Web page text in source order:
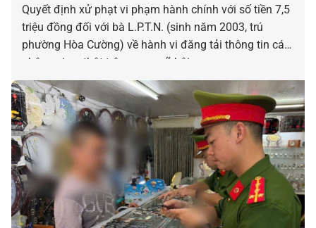
Quyết định xử phạt vi phạm hành chính với số tiền 7,5
triệu đồng đối với bà L.P.T.N. (sinh năm 2003, trú
phường Hòa Cường) về hành vi đăng tải thông tin cá
nhân sai sự thật trên mạng xã hội.